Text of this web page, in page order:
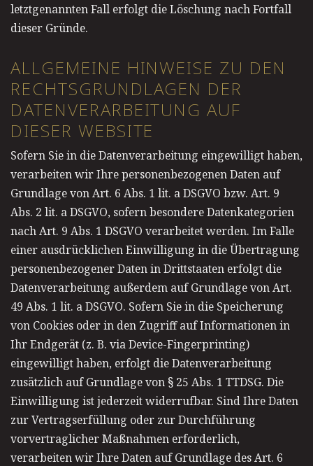
letztgenannten Fall erfolgt die Löschung nach Fortfall
dieser Gründe.
ALLGEMEINE HINWEISE ZU DEN
RECHTSGRUNDLAGEN DER
DATENVERARBEITUNG AUF
DIESER WEBSITE
Sofern Sie in die Datenverarbeitung eingewilligt haben,
verarbeiten wir Ihre personenbezogenen Daten auf
Grundlage von Art. 6 Abs. 1 lit. a DSGVO bzw. Art. 9
Abs. 2 lit. a DSGVO, sofern besondere Datenkategorien
nach Art. 9 Abs. 1 DSGVO verarbeitet werden. Im Falle
einer ausdrücklichen Einwilligung in die Übertragung
personenbezogener Daten in Drittstaaten erfolgt die
Datenverarbeitung außerdem auf Grundlage von Art.
49 Abs. 1 lit. a DSGVO. Sofern Sie in die Speicherung
von Cookies oder in den Zugriff auf Informationen in
Ihr Endgerät (z. B. via Device-Fingerprinting)
eingewilligt haben, erfolgt die Datenverarbeitung
zusätzlich auf Grundlage von § 25 Abs. 1 TTDSG. Die
Einwilligung ist jederzeit widerrufbar. Sind Ihre Daten
zur Vertragserfüllung oder zur Durchführung
vorvertraglicher Maßnahmen erforderlich,
verarbeiten wir Ihre Daten auf Grundlage des Art. 6